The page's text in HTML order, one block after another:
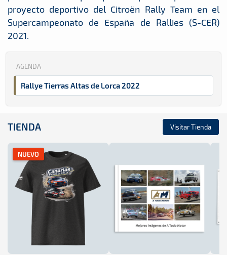
proyecto deportivo del Citroën Rally Team en el
Supercampeonato de España de Rallies (S-CER)
2021.
AGENDA
Rallye Tierras Altas de Lorca 2022
TIENDA Visitar Tienda
NUEVO